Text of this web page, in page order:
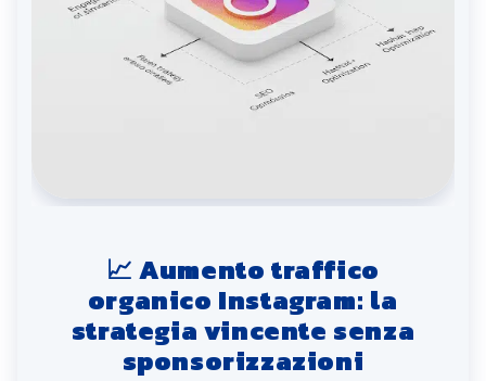
📈 Aumento traffico
organico Instagram: la
strategia vincente senza
sponsorizzazioni